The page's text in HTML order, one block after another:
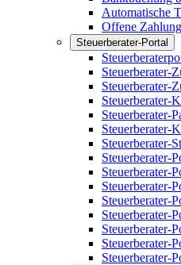
Automatische
Offene
Steuerberater-Portal
Steuerberater-
Steuerberater-
Steuerberater-
Steuerberater-
Steuerberater-
Steuerberater-
Steuerberater-
Steuerberater-
Steuerberater-
Steuerberater-
Steuerberater-
Steuerberater-
Steuerberater-
Steuerberater-